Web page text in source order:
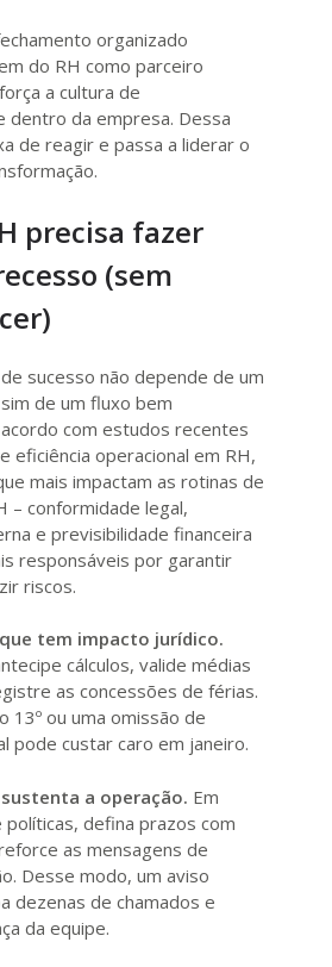
organizado
do RH como parceiro
a cultura de
dentro da empresa. Dessa
de reagir e passa a liderar o
precisa fazer
(sem
sucesso não depende de um
de um fluxo bem
com estudos recentes
eficiência operacional em RH,
mais impactam as rotinas de
– conformidade legal,
e previsibilidade financeira
responsáveis por garantir
riscos.
tem impacto jurídico.
cálculos, valide médias
as concessões de férias.
13º ou uma omissão de
pode custar caro em janeiro.
a operação. Em
políticas, defina prazos com
as mensagens de
Desse modo, um aviso
dezenas de chamados e
da equipe.